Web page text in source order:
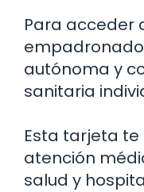
Para acceder
autónoma y
sanitaria
Esta tarjeta
atención
salud y